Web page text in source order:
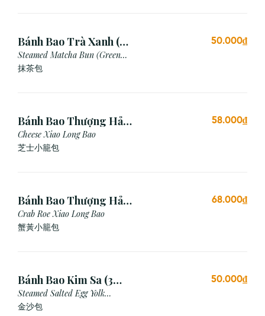
Bánh Bao Trà Xanh (3
Cái)
Steamed Matcha Bun (Green
Tea Bun)
抹茶包
50.000₫
Bánh Bao Thượng Hải
Phô Mai (3 Viên)
Cheese Xiao Long Bao
芝士小籠包
58.000₫
Bánh Bao Thượng Hải
Gạch Cua (3 Viên)
Crab Roe Xiao Long Bao
蟹黃小籠包
68.000₫
Bánh Bao Kim Sa (3
Cái)
Steamed Salted Egg Yolk
Custard Bun
金沙包
50.000₫